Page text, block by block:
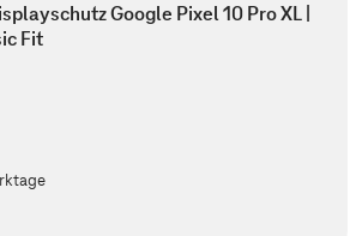
Google Pixel 10 Pro XL |
Fit